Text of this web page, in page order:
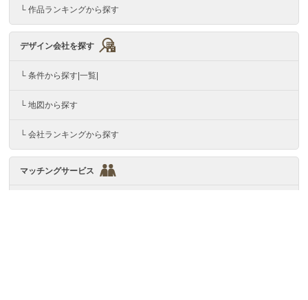
└ 作品ランキングから探す
デザイン会社を探す
└ 条件から探す|一覧|
└ 地図から探す
└ 会社ランキングから探す
マッチングサービス